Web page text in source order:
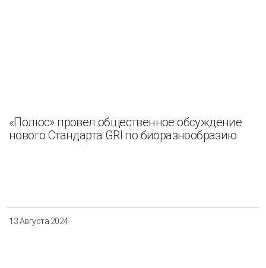
«Полюс» провел общественное обсуждение
нового Стандарта GRI по биоразнообразию
13 Августа 2024